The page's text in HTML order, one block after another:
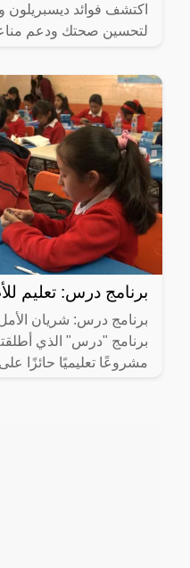
اكتشف فوائد
لتحسين صحتك ودعم
برنامج درس: تعليم
برنامج درس: شريان
مشروعًا تعليميًا حائزًا